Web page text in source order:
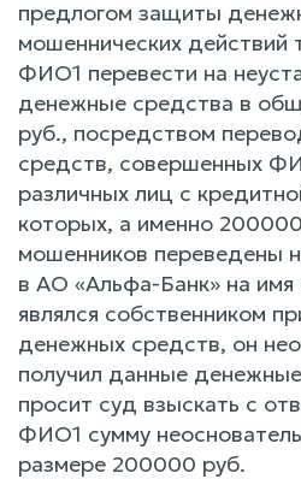
предлогом защиты
мошеннических действий
ФИО1 перевести на
денежные средства в
руб., посредством
средств, совершенных
различных лиц с
которых, а именно
мошенников переведены
в АО «Альфа-Банк» на
являлся собственником
денежных средств, он
получил данные
просит суд взыскать с
ФИО1 сумму
размере 200000 руб.